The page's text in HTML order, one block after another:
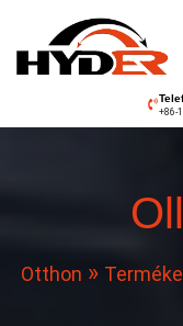
tartalomhoz
Hyder+86-
Otthon